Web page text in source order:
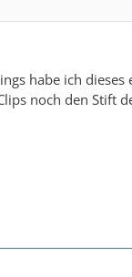
habe ich
noch den Stift